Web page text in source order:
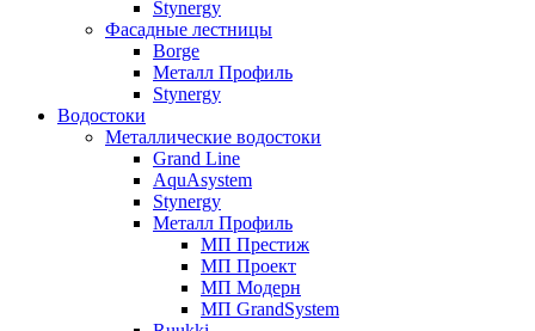
Stynergy
Фасадные лестницы
Borge
Металл Профиль
Stynergy
Водостоки
Металлические водостоки
Grand Line
AquAsystem
Stynergy
Металл Профиль
МП Престиж
МП Проект
МП Модерн
МП GrandSystem